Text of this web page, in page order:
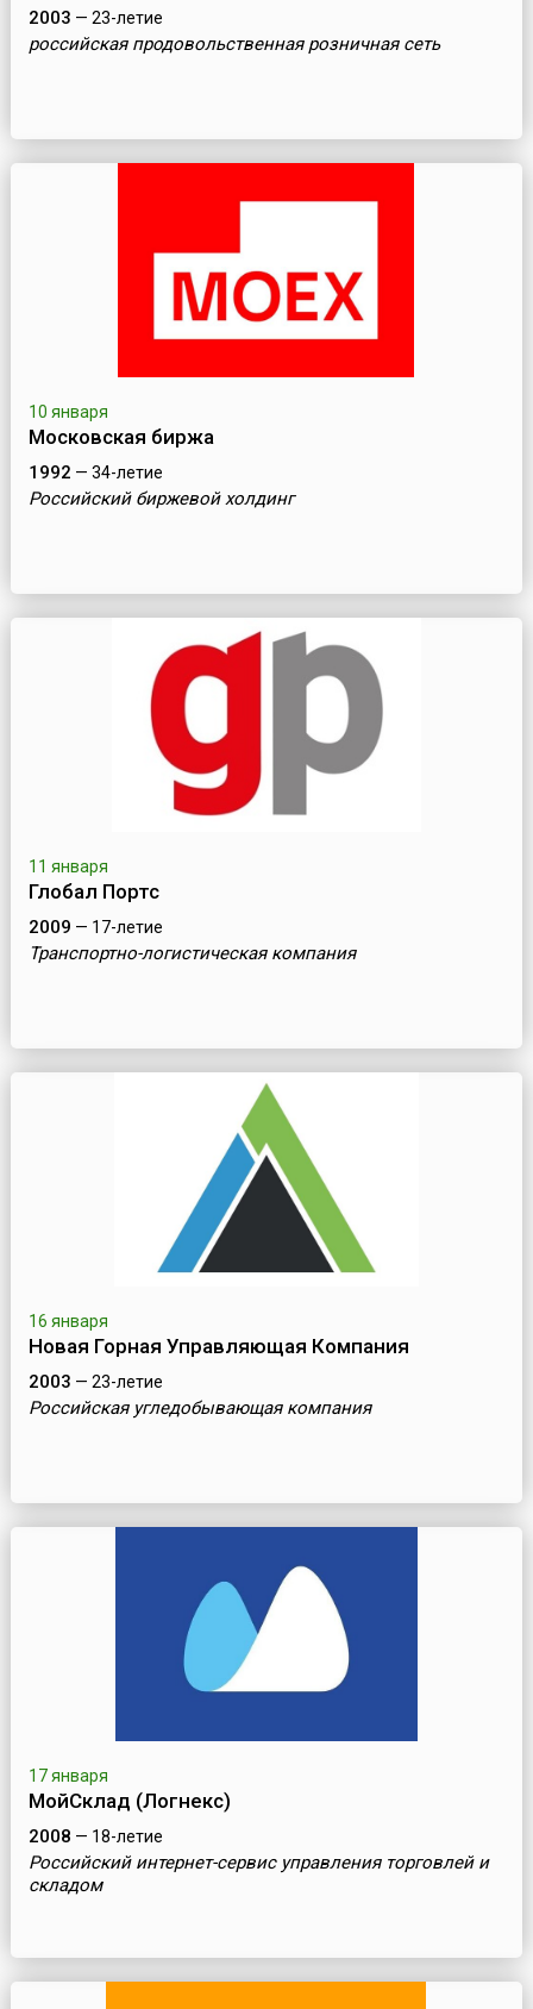
2003 — 23-летие
российская продовольственная розничная сеть
10 января
Московская биржа
1992 — 34-летие
Российский биржевой холдинг
11 января
Глобал Портс
2009 — 17-летие
Транспортно-логистическая компания
16 января
Новая Горная Управляющая Компания
2003 — 23-летие
Российская угледобывающая компания
17 января
МойСклад (Логнекс)
2008 — 18-летие
Российский интернет-сервис управления торговлей и
складом